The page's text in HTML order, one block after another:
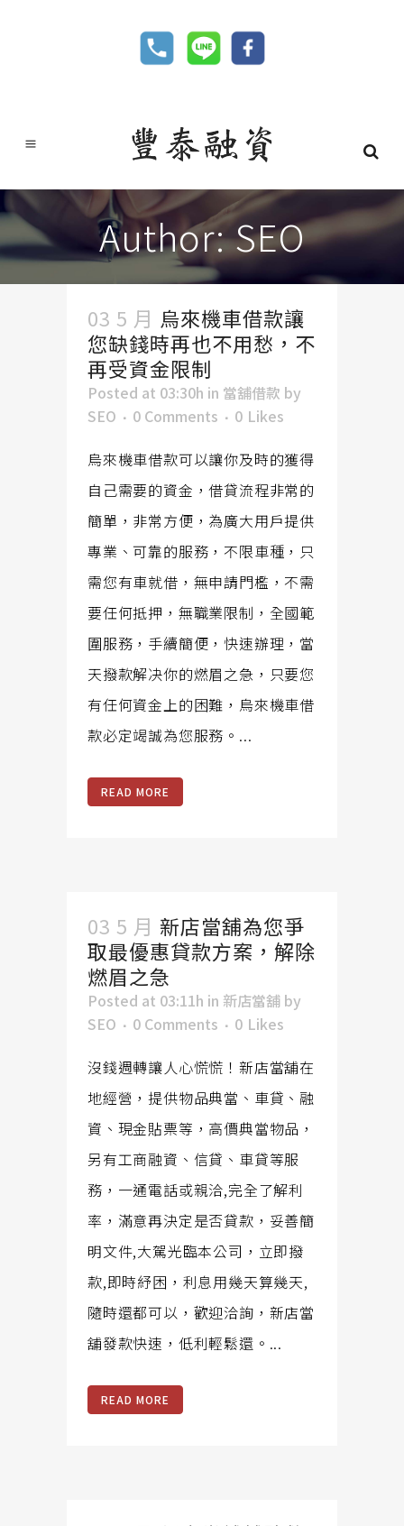
Author: SEO
03 5 月 烏來機車借款讓
您缺錢時再也不用愁，不
再受資金限制
Posted at 03:30h in 當舖借款 by
SEO
0 Comments 0 Likes
烏來機車借款可以讓你及時的獲得
自己需要的資金，借貸流程非常的
簡單，非常方便，為廣大用戶提供
專業、可靠的服務，不限車種，只
需您有車就借，無申請門檻，不需
要任何抵押，無職業限制，全國範
圍服務，手續簡便，快速辦理，當
天撥款解决你的燃眉之急，只要您
有任何資金上的困難，烏來機車借
款必定竭誠為您服務。...
READ MORE
03 5 月 新店當舖為您爭
取最優惠貸款方案，解除
燃眉之急
Posted at 03:11h in 新店當舖 by
SEO
0 Comments 0 Likes
沒錢週轉讓人心慌慌！新店當舖在
地經營，提供物品典當、車貸、融
資、現金貼票等，高價典當物品，
另有工商融資、信貸、車貸等服
務，一通電話或親洽,完全了解利
率，滿意再決定是否貸款，妥善簡
明文件,大駕光臨本公司，立即撥
款,即時紓困，利息用幾天算幾天,
隨時還都可以，歡迎洽詢，新店當
舖發款快速，低利輕鬆還。...
READ MORE